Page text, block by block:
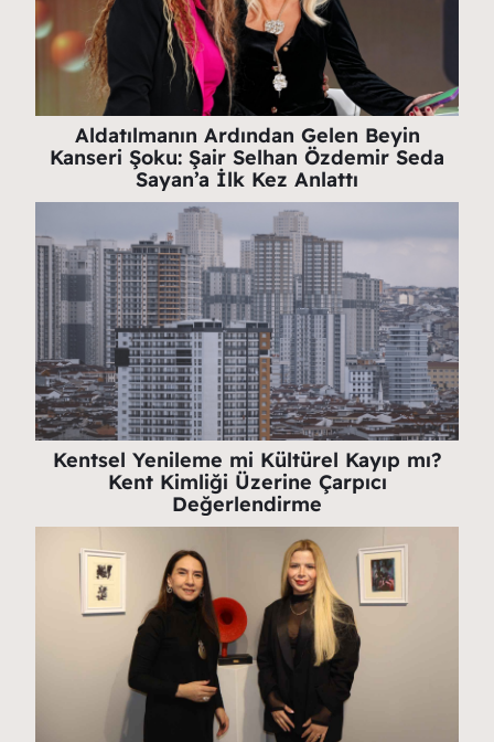
Aldatılmanın Ardından Gelen Beyin
Kanseri Şoku: Şair Selhan Özdemir Seda
Sayan’a İlk Kez Anlattı
Kentsel Yenileme mi Kültürel Kayıp mı?
Kent Kimliği Üzerine Çarpıcı
Değerlendirme